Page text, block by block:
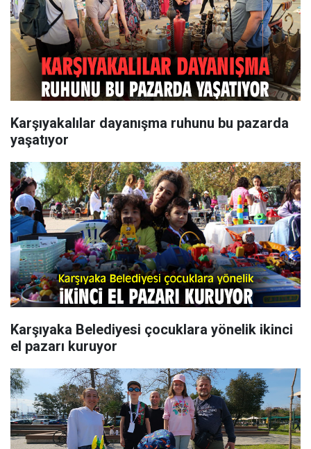
Karşıyakalılar dayanışma ruhunu bu pazarda
yaşatıyor
Karşıyaka Belediyesi çocuklara yönelik ikinci
el pazarı kuruyor